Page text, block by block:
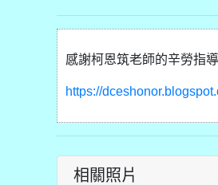
感謝柯恩筑老師的辛勞指導
https://
相關照片